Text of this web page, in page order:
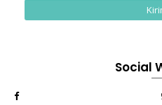
Social